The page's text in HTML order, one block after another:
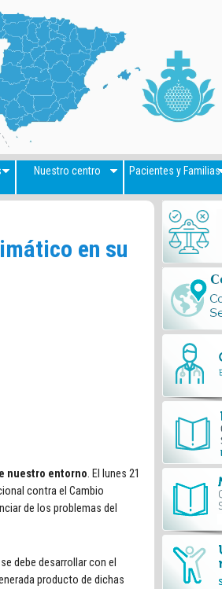
Nuestro centro Pacientes y Familias
en su
nuestro entorno. El lunes 21
contra el Cambio
de los problemas del
debe desarrollar con el
producto de dichas